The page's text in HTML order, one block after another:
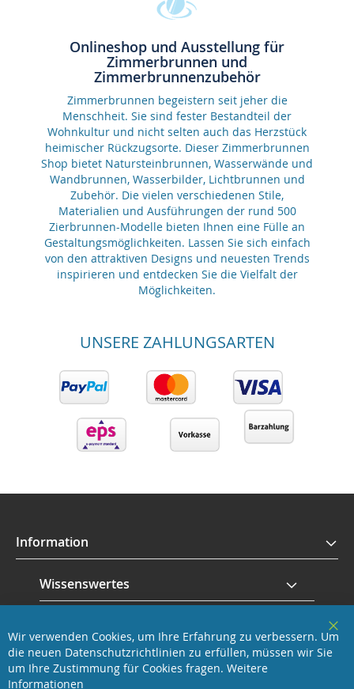
Onlineshop und Ausstellung für
Zimmerbrunnen und
Zimmerbrunnenzubehör
Zimmerbrunnen begeistern seit jeher die
Menschheit. Sie sind fester Bestandteil der
Wohnkultur und nicht selten auch das Herzstück
heimischer Rückzugsorte. Dieser Zimmerbrunnen
Shop bietet Natursteinbrunnen, Wasserwände und
Wandbrunnen, Wasserbilder, Lichtbrunnen und
Zubehör. Die vielen verschiedenen Stile,
Materialien und Ausführungen der rund 500
Zierbrunnen-Modelle bieten Ihnen eine Fülle an
Gestaltungsmöglichkeiten. Lassen Sie sich einfach
von den attraktiven Designs und neuesten Trends
inspirieren und entdecken Sie die Vielfalt der
Möglichkeiten.
UNSERE ZAHLUNGSARTEN
Information
Wissenswertes
Revisage GmbH
Wir verwenden Cookies, um Ihre Erfahrung zu verbessern. Um
die neuen Datenschutzrichtlinien zu erfüllen, müssen wir Sie
um Ihre Zustimmung für Cookies fragen. Weitere
Informationen